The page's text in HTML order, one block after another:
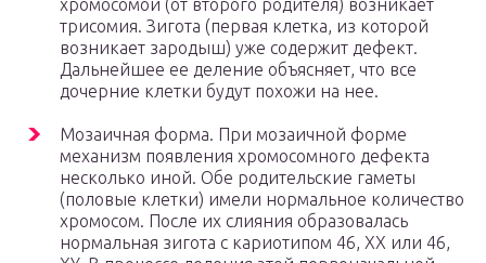
хромосомой (от второго родителя) возникает
трисомия. Зигота (первая клетка, из которой
возникает зародыш) уже содержит дефект.
Дальнейшее ее деление объясняет, что все
дочерние клетки будут похожи на нее.
Мозаичная форма. При мозаичной форме
механизм появления хромосомного дефекта
несколько иной. Обе родительские гаметы
(половые клетки) имели нормальное количество
хромосом. После их слияния образовалась
нормальная зигота с кариотипом 46, ХХ или 46,